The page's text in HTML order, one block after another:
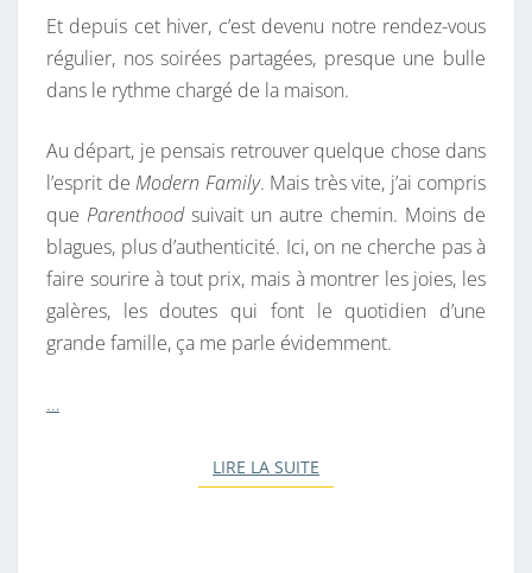
R
:
P
R
E
N
T
H
O
O
Et depuis cet hiver, c’est devenu notre rendez-vous
régulier, nos soirées partagées, presque une bulle
dans le rythme chargé de la maison.
Au départ, je pensais retrouver quelque chose dans
l’esprit de Modern Family. Mais très vite, j’ai compris
que Parenthoodsuivait un autre chemin. Moins de
blagues, plus d’authenticité. Ici, on ne cherche pas à
faire sourire à tout prix, mais à montrer les joies, les
galères, les doutes qui font le quotidien d’une
grande famille, ça me parle évidemment.
…
LIRE LA SUITE